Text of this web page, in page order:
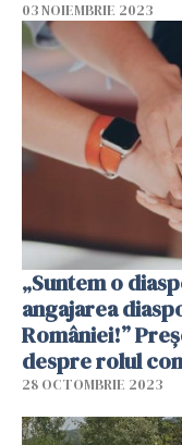
03 NOIEMBRIE 2023
„Suntem o
angajarea
României!”
despre rolul
străinătate /
28 OCTOMBRIE 2023